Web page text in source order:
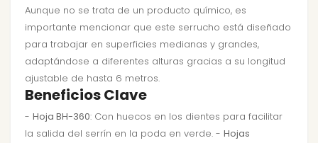
Aunque no se trata de un producto químico, es
importante mencionar que este serrucho está diseñado
para trabajar en superficies medianas y grandes,
adaptándose a diferentes alturas gracias a su longitud
ajustable de hasta 6 metros.
Beneficios Clave
- Hoja BH-360: Con huecos en los dientes para facilitar
la salida del serrín en la poda en verde. - Hojas